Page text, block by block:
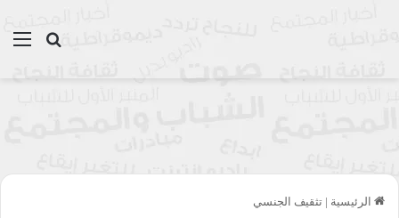
بحث
الرئيسية | تثقيف الجنسي